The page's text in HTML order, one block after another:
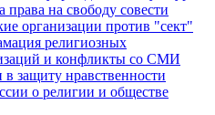
права на свободу совести
организации против "сект"
религиозных
и конфликты со СМИ
защиту нравственности
о религии и обществе